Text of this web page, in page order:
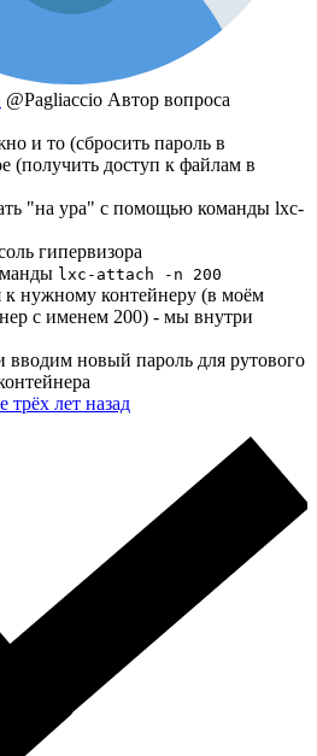
@Pagliaccio Автор вопроса
и то (сбросить пароль в
(получить доступ к файлам в
"на ура" с помощью команды lxc-
гипервизора
lxc-attach -n 200
к нужному контейнеру (в моём
с именем 200) - мы внутри
вводим новый пароль для рутового
трёх лет назад